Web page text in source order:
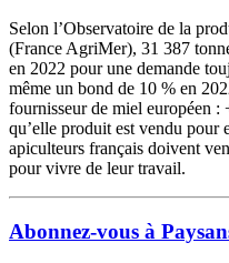
Selon l’Observatoire de la
(France AgriMer), 31 387
en 2022 pour une demande
même un bond de 10 % en
fournisseur de miel européen
qu’elle produit est vendu
apiculteurs français doivent
pour vivre de leur travail.
Abonnez-vous à